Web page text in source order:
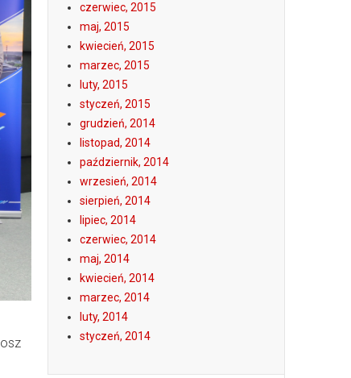
czerwiec, 2015
maj, 2015
kwiecień, 2015
marzec, 2015
luty, 2015
styczeń, 2015
grudzień, 2014
listopad, 2014
październik, 2014
wrzesień, 2014
sierpień, 2014
lipiec, 2014
czerwiec, 2014
maj, 2014
kwiecień, 2014
marzec, 2014
luty, 2014
styczeń, 2014